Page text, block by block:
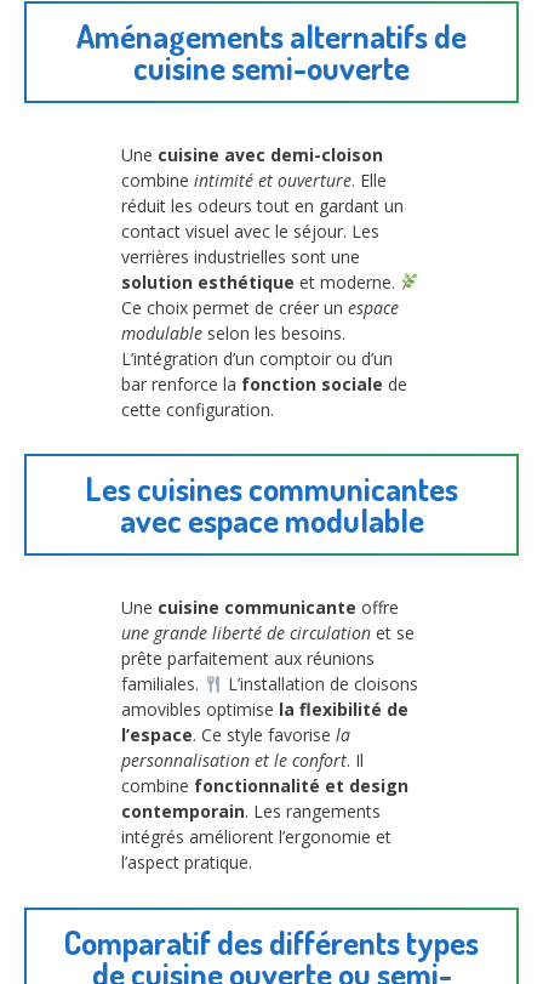
Aménagements alternatifs de
cuisine semi-ouverte
Une cuisine avec demi-cloison
combine intimité et ouverture. Elle
réduit les odeurs tout en gardant un
contact visuel avec le séjour. Les
verrières industrielles sont une
solution esthétique et moderne.
Ce choix permet de créer un espace
modulable selon les besoins.
L’intégration d’un comptoir ou d’un
bar renforce la fonction sociale de
cette configuration.
Les cuisines communicantes
avec espace modulable
Une cuisine communicante offre
une grande liberté de circulation et se
prête parfaitement aux réunions
familiales.
L’installation de cloisons
amovibles optimise la flexibilité de
l’espace. Ce style favorise la
personnalisation et le confort. Il
combine fonctionnalité et design
contemporain. Les rangements
intégrés améliorent l’ergonomie et
l’aspect pratique.
Comparatif des différents types
de cuisine ouverte ou semi-